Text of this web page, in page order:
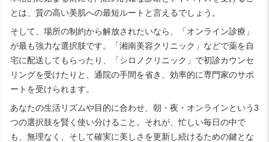
とは、質の高い美肌への最短ルートと言えるでしょう。
そして、場所の制約から解放されたいなら、「オンライン診療」
が最も強力な選択肢です。「湘南美容クリニック」などで薬を自
宅に配送してもらったり、「シロノクリニック」で初診カウンセ
リングを受けたりと、通院の手間を省き、効率的に専門家のサポ
ートを受けられます。
あなたの生活リズムや目的に合わせ、朝・夜・オンラインという3
つの選択肢を賢く使い分けること。それが、忙しい毎日の中で
も、無理なく、そして確実に美しさを更新し続けるための鍵とな